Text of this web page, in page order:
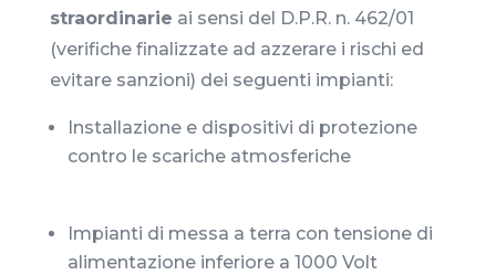
straordinarie ai sensi del D.P.R. n. 462/01
(verifiche finalizzate ad azzerare i rischi ed
evitare sanzioni) dei seguenti impianti:
Installazione e dispositivi di protezione
contro le scariche atmosferiche
Impianti di messa a terra con tensione di
alimentazione inferiore a 1000 Volt